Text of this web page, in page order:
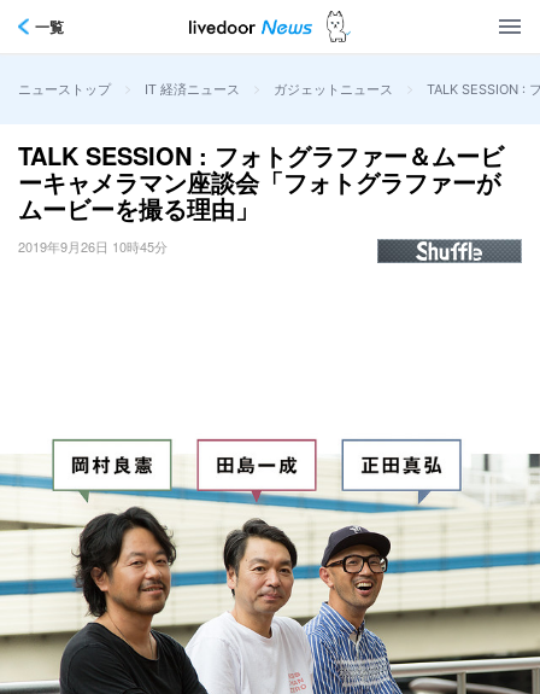
一覧
ニューストップ > IT 経済ニュース > ガジェットニュース > TALK SESSION :
TALK SESSION : フォトグラファー＆ムービ
ーキャメラマン座談会「フォトグラファーが
ムービーを撮る理由」
2019年9月26日 10時45分